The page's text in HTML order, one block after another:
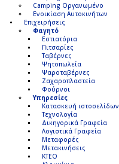
Camping Οργανωμένο
Ενοικίαση Αυτοκινήτων
Επιχειρήσεις
Φαγητό
Εστιατόρια
Πιτσαρίες
Ταβέρνες
Ψητοπωλεία
Ψαροταβέρνες
Ζαχαροπλαστεία
Φούρνοι
Υπηρεσίες
Κατασκευή ιστοσελίδων
Τεχνολογία
Δικηγορικά Γραφεία
Λογιστικά Γραφεία
Μεταφορές
Μετακινήσεις
ΚΤΕΟ